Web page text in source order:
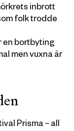
inbrott
folk trodde
en bortbyting
men vuxna är
Prisma – all